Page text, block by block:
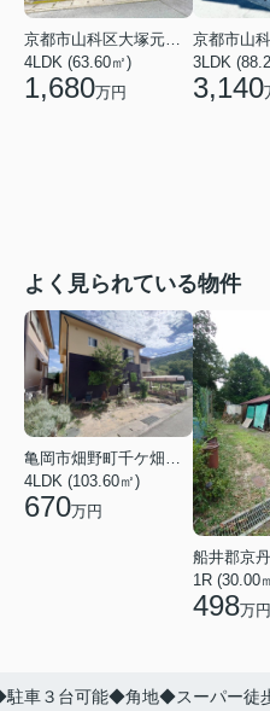
4LDK (63.60㎡)
1,680万円
3LDK
3,140
よく見られている物件
亀岡市畑野町千ケ畑高橋
4LDK (103.60㎡)
670万円
1R (30.00
498万円
車３台可能◆角地◆スーパー徒